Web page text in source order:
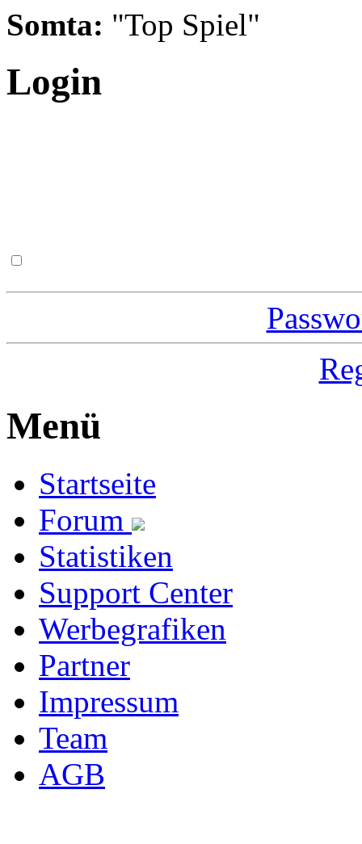
Somta: "Top Spiel"
Login
Menü
Startseite
Forum
Statistiken
Support Center
Werbegrafiken
Partner
Impressum
Team
AGB